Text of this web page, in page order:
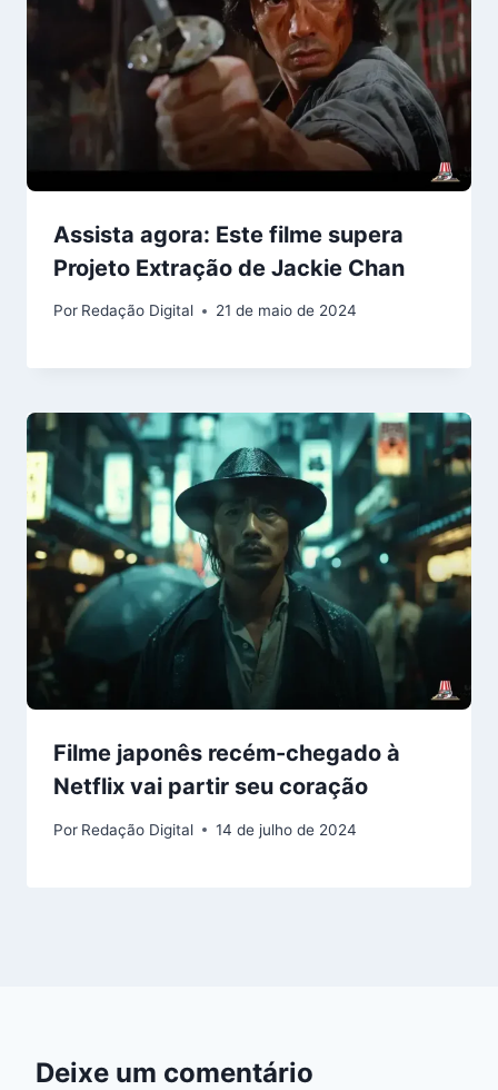
Assista agora: Este filme supera
Projeto Extração de Jackie Chan
Por Redação Digital 21 de maio de 2024
Filme japonês recém-chegado à
Netflix vai partir seu coração
Por Redação Digital 14 de julho de 2024
Deixe um comentário